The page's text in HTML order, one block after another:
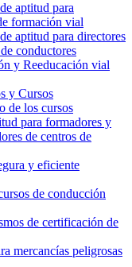
aptitud para
formación vial
aptitud para directores
conductores
y Reeducación vial
y Cursos
de los cursos
para formadores y
de centros de
y eficiente
de conducción
de certificación de
mercancías peligrosas